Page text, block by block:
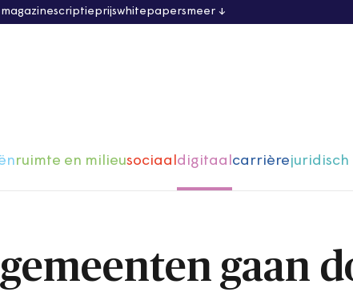
scriptieprijswhitepapersmeer
ruimte en milieusociaaldigitaalcarrièrejuridisch
gaan